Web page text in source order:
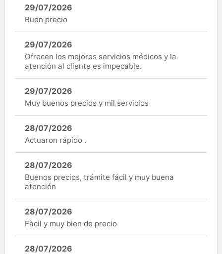
29/07/2026
Buen precio
29/07/2026
Ofrecen los mejores servicios médicos y la
atención al cliente es impecable.
29/07/2026
Muy buenos precios y mil servicios
28/07/2026
Actuaron rápido .
28/07/2026
Buenos precios, trámite fácil y muy buena
atención
28/07/2026
Fàcil y muy bien de precio
28/07/2026